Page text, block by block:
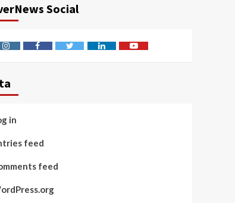
Social
InstagramFacebookTwitter LinkedinYoutube
in
feed
feed